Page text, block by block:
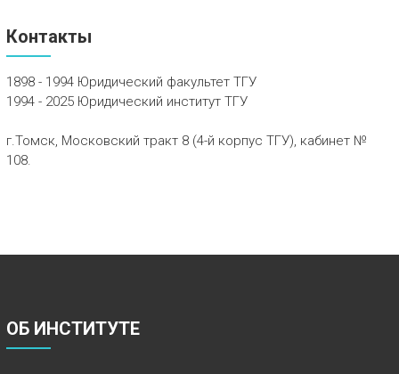
Контакты
1898 - 1994 Юридический факультет ТГУ
1994 - 2025 Юридический институт ТГУ
г.Томск, Московский тракт 8 (4-й корпус ТГУ), кабинет №
108.
ОБ ИНСТИТУТЕ